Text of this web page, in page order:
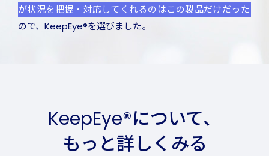
が状況を把握・対応してくれるのはこの製品だけだった
ので、KeepEye®を選びました。
KeepEye®について、
もっと詳しくみる